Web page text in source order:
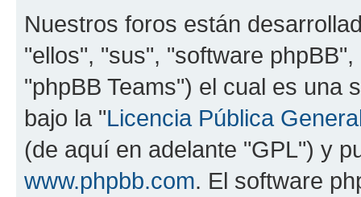
Nuestros foros están
"ellos", "sus", "software
"phpBB Teams") el cual es una
bajo la "Licencia Pública
(de aquí en adelante "GPL") y
www.phpbb.com. El software